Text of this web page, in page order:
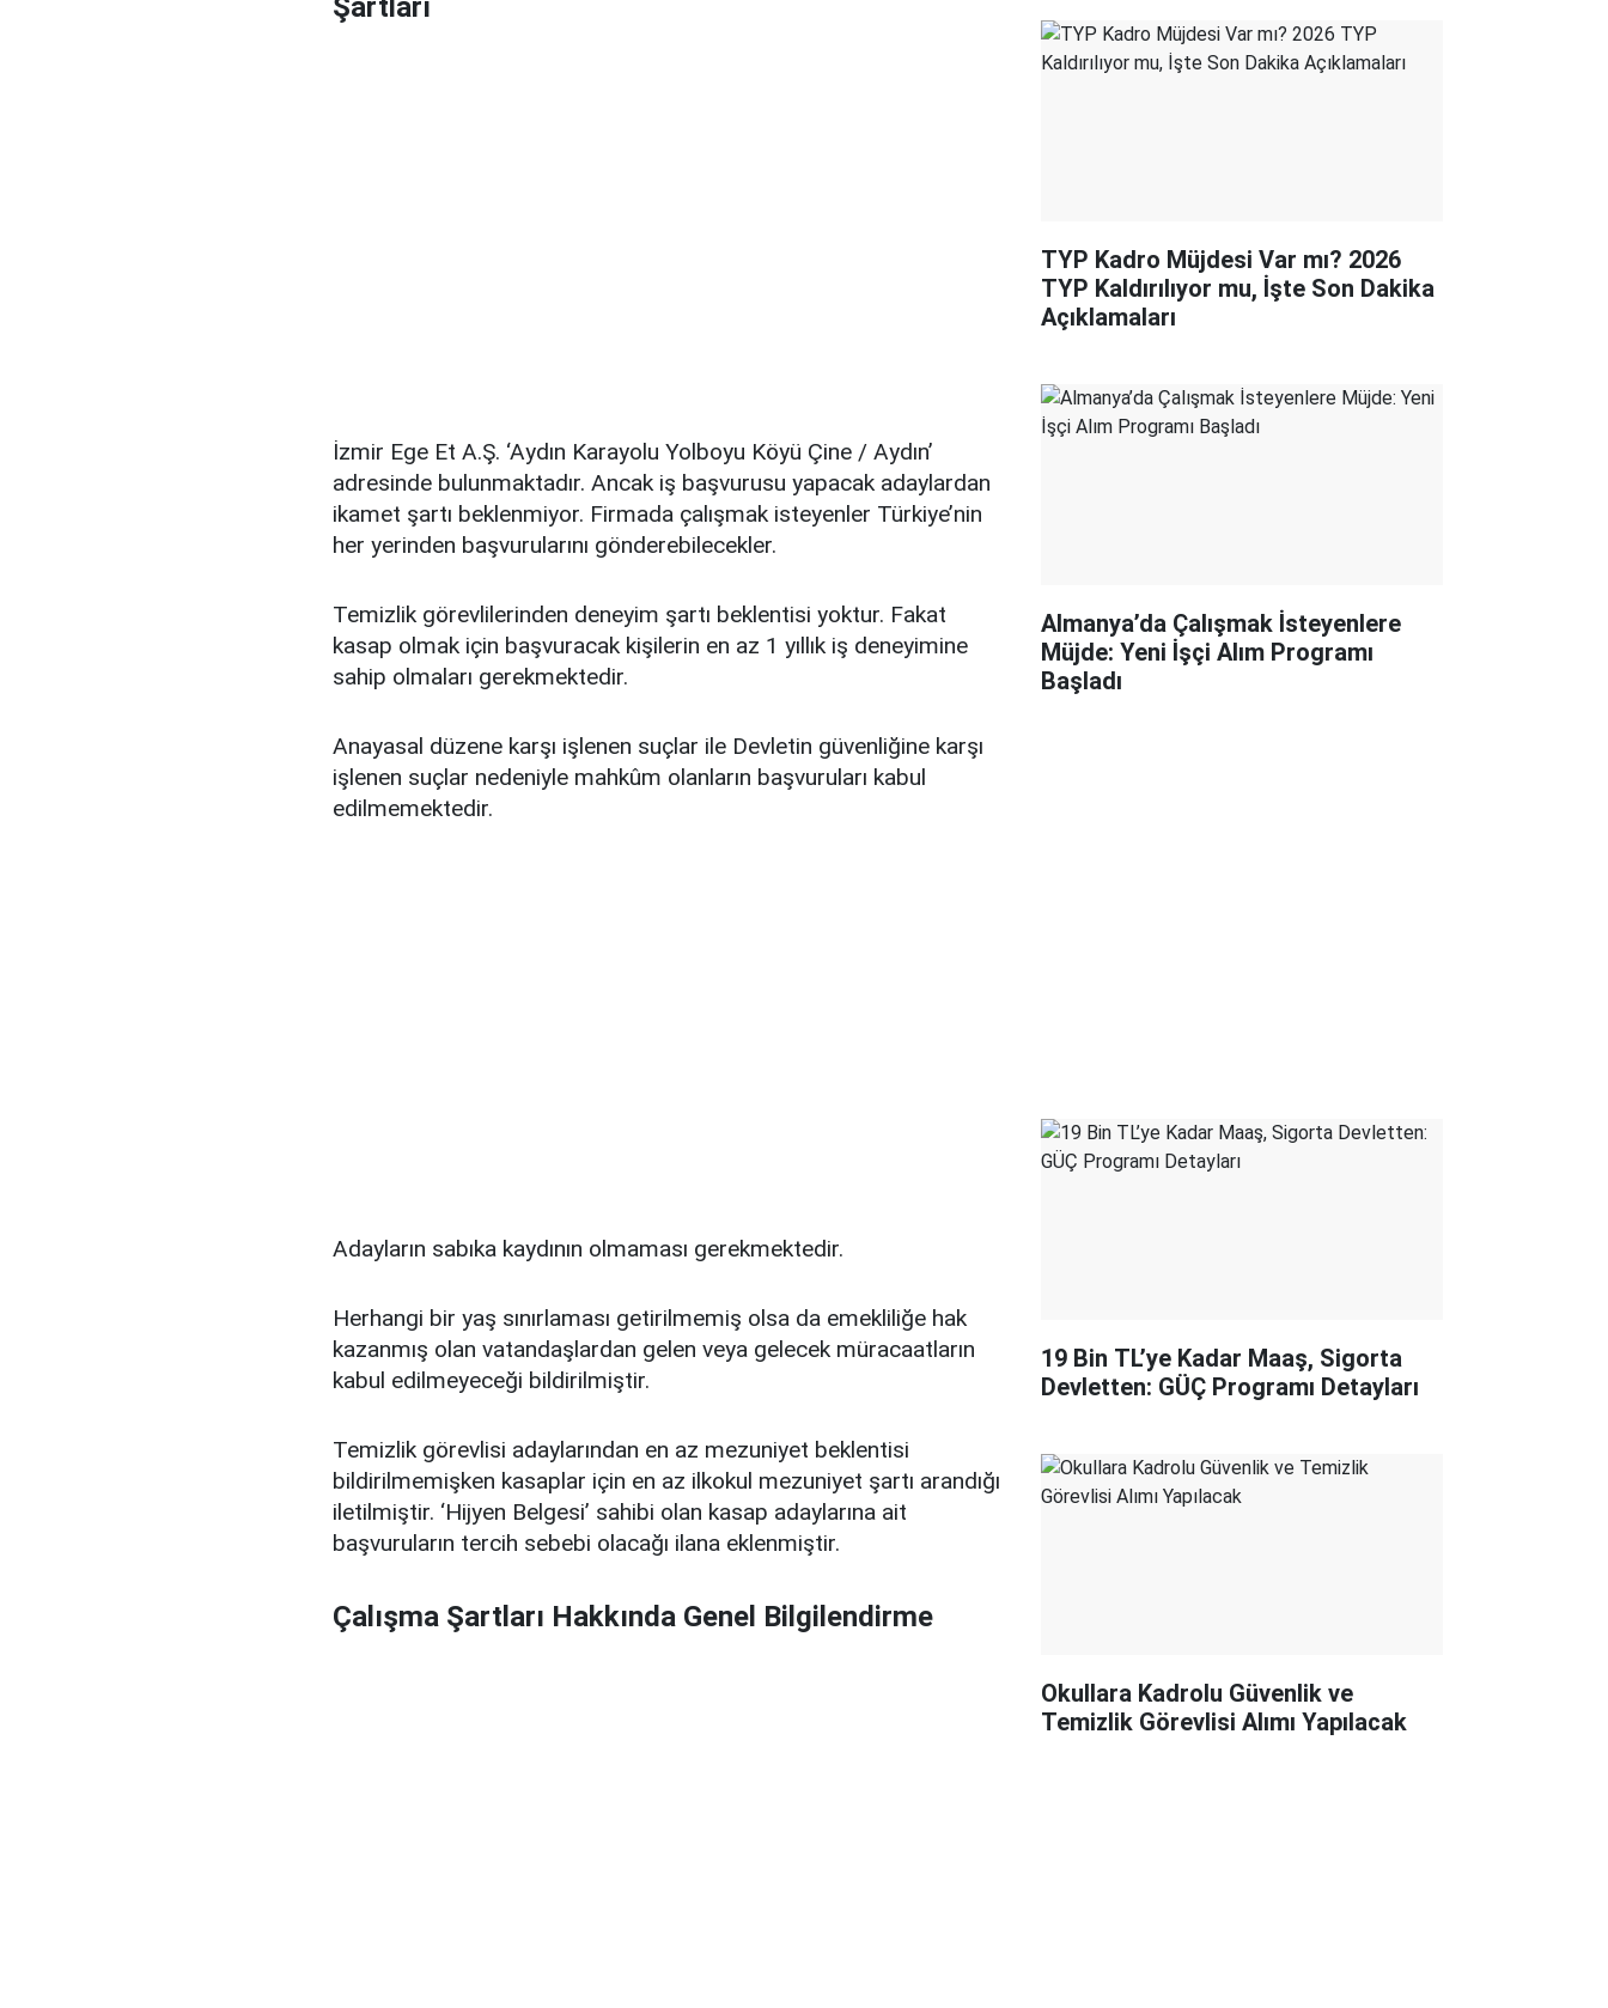
Şartları
İzmir Ege Et A.Ş. ‘Aydın Karayolu Yolboyu Köyü Çine / Aydın’
adresinde bulunmaktadır. Ancak iş başvurusu yapacak adaylardan
ikamet şartı beklenmiyor. Firmada çalışmak isteyenler Türkiye’nin
her yerinden başvurularını gönderebilecekler.
Temizlik görevlilerinden deneyim şartı beklentisi yoktur. Fakat
kasap olmak için başvuracak kişilerin en az 1 yıllık iş deneyimine
sahip olmaları gerekmektedir.
Anayasal düzene karşı işlenen suçlar ile Devletin güvenliğine karşı
işlenen suçlar nedeniyle mahkûm olanların başvuruları kabul
edilmemektedir.
Adayların sabıka kaydının olmaması gerekmektedir.
Herhangi bir yaş sınırlaması getirilmemiş olsa da emekliliğe hak
kazanmış olan vatandaşlardan gelen veya gelecek müracaatların
kabul edilmeyeceği bildirilmiştir.
Temizlik görevlisi adaylarından en az mezuniyet beklentisi
bildirilmemişken kasaplar için en az ilkokul mezuniyet şartı arandığı
iletilmiştir. ‘Hijyen Belgesi’ sahibi olan kasap adaylarına ait
başvuruların tercih sebebi olacağı ilana eklenmiştir.
Çalışma Şartları Hakkında Genel Bilgilendirme
TYP Kadro Müjdesi Var mı? 2026
TYP Kaldırılıyor mu, İşte Son Dakika
Açıklamaları
Almanya’da Çalışmak İsteyenlere
Müjde: Yeni İşçi Alım Programı
Başladı
19 Bin TL’ye Kadar Maaş, Sigorta
Devletten: GÜÇ Programı Detayları
Okullara Kadrolu Güvenlik ve
Temizlik Görevlisi Alımı Yapılacak